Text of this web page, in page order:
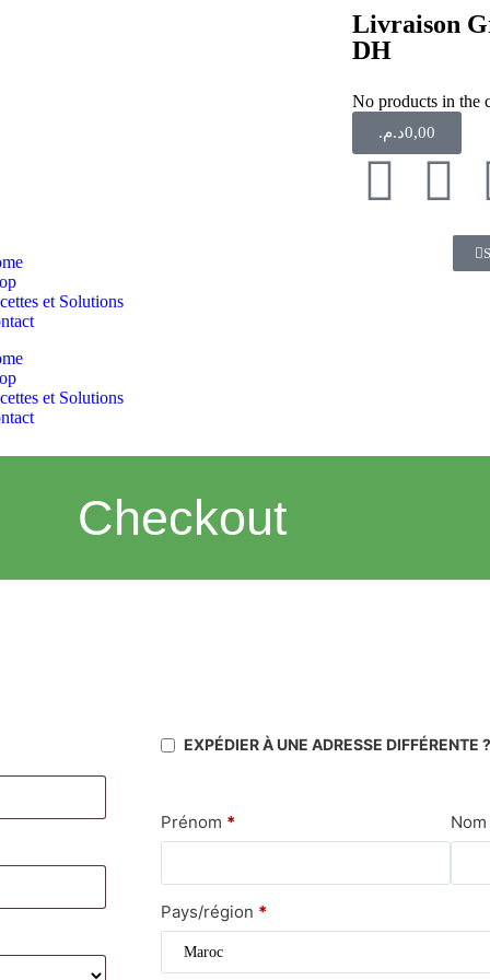
Livraison
DH
No products in the
0,00د.م.
et Solutions
et Solutions
Checkout
EXPÉDIER À UNE ADRESSE DIFFÉRENTE ?
Prénom * Nom
Pays/région *